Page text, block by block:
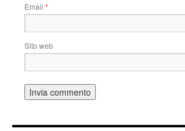
Email *
Sito web